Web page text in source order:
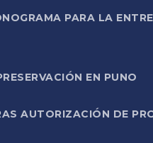
PARA LA
EN PUNO
AUTORIZACIÓN DE